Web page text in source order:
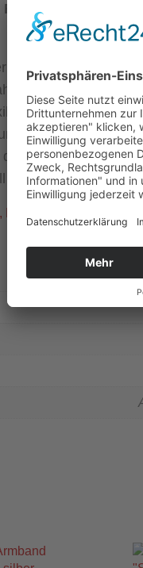
und Maserung
silberfarben
und langlebig
für Allergiker
die Anzahl der
verpackt in einer
und Pflege in